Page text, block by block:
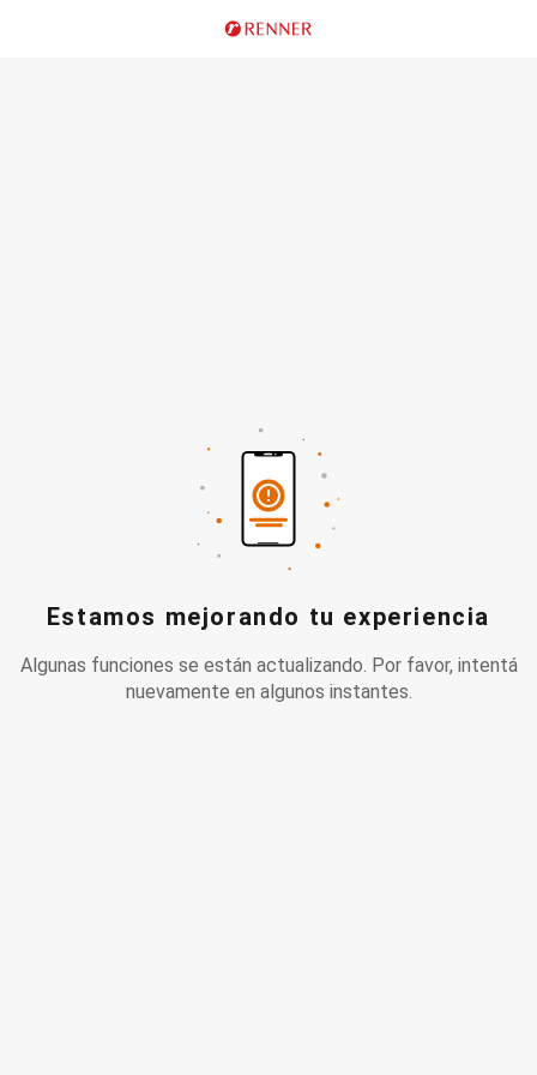
Estamos mejorando tu experiencia
Algunas funciones se están actualizando. Por favor, intentá
nuevamente en algunos instantes.